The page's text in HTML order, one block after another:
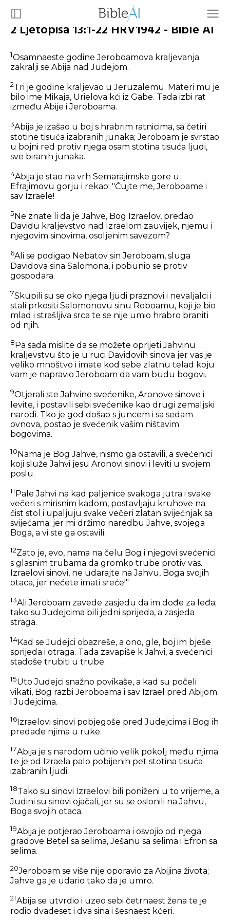
2 Ljetopisa 13:1-22 HRV1942 - Bible AI
1Osamnaeste godine Jeroboamova kraljevanja
zakralji se Abija nad Judejom.
2Tri je godine kraljevao u Jeruzalemu. Materi mu je
bilo ime Mikaja, Urielova kći iz Gabe. Tada izbi rat
između Abije i Jeroboama.
3Abija je izašao u boj s hrabrim ratnicima, sa četiri
stotine tisuća izabranih junaka; Jeroboam je svrstao
u bojni red protiv njega osam stotina tisuća ljudi,
sve biranih junaka.
4Abija je stao na vrh Semarajimske gore u
Efrajimovu gorju i rekao: "Čujte me, Jeroboame i
sav Izraele!
5 Ne znate li da je Jahve, Bog Izraelov, predao
Davidu kraljevstvo nad Izraelom zauvijek, njemu i
njegovim sinovima, osoljenim savezom?
6Ali se podigao Nebatov sin Jeroboam, sluga
Davidova sina Salomona, i pobunio se protiv
gospodara.
7Skupili su se oko njega ljudi praznovi i nevaljalci i
stali prkositi Salomonovu sinu Roboamu, koji je bio
mlad i strašljiva srca te se nije umio hrabro braniti
od njih.
8 Pa sada mislite da se možete oprijeti Jahvinu
kraljevstvu što je u ruci Davidovih sinova jer vas je
veliko mnoštvo i imate kod sebe zlatnu telad koju
vam je napravio Jeroboam da vam budu bogovi.
9Otjerali ste Jahvine svećenike, Aronove sinove i
levite, i postavili sebi svećenike kao drugi zemaljski
narodi. Tko je god došao s juncem i sa sedam
ovnova, postao je svećenik vašim ništavim
bogovima.
10Nama je Bog Jahve, nismo ga ostavili, a svećenici
koji služe Jahvi jesu Aronovi sinovi i leviti u svojem
poslu.
11 Pale Jahvi na kad paljenice svakoga jutra i svake
večeri s mirisnim kadom, postavljaju kruhove na
čist stol i upaljuju svake večeri zlatan svijećnjak sa
svijećama; jer mi držimo naredbu Jahve, svojega
Boga, a vi ste ga ostavili.
12Zato je, evo, nama na čelu Bog i njegovi svećenici
s glasnim trubama da gromko trube protiv vas.
Izraelovi sinovi, ne udarajte na Jahvu, Boga svojih
otaca, jer nećete imati sreće!"
13Ali Jeroboam zavede zasjedu da im dođe za leđa;
tako su Judejcima bili jedni sprijeda, a zasjeda
straga.
14Kad se Judejci obazreše, a ono, gle, boj im bješe
sprijeda i otraga. Tada zavapiše k Jahvi, a svećenici
stadoše trubiti u trube.
15Uto Judejci snažno povikaše, a kad su počeli
vikati, Bog razbi Jeroboama i sav Izrael pred Abijom
i Judejcima.
16Izraelovi sinovi pobjegoše pred Judejcima i Bog ih
predade njima u ruke.
17Abija je s narodom učinio velik pokolj među njima
te je od Izraela palo pobijenih pet stotina tisuća
izabranih ljudi.
18Tako su sinovi Izraelovi bili poniženi u to vrijeme, a
Judini su sinovi ojačali, jer su se oslonili na Jahvu,
Boga svojih otaca.
19Abija je potjerao Jeroboama i osvojio od njega
gradove Betel sa selima, Ješanu sa selima i Efron sa
selima.
20Jeroboam se više nije oporavio za Abijina života;
Jahve ga je udario tako da je umro.
21Abija se utvrdio i uzeo sebi četrnaest žena te je
rodio dvadeset i dva sina i šesnaest kćeri.